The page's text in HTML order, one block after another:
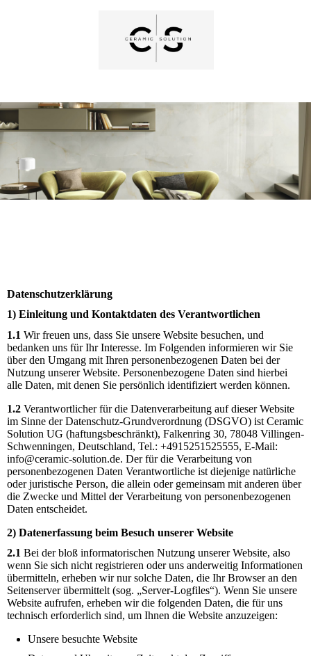
Datenschutzerklärung
1) Einleitung und Kontaktdaten des Verantwortlichen
1.1 Wir freuen uns, dass Sie unsere Website besuchen, und
bedanken uns für Ihr Interesse. Im Folgenden informieren wir Sie
über den Umgang mit Ihren personenbezogenen Daten bei der
Nutzung unserer Website. Personenbezogene Daten sind hierbei
alle Daten, mit denen Sie persönlich identifiziert werden können.
1.2 Verantwortlicher für die Datenverarbeitung auf dieser Website
im Sinne der Datenschutz-Grundverordnung (DSGVO) ist Ceramic
Solution UG (haftungsbeschränkt), Falkenring 30, 78048 Villingen-
Schwenningen, Deutschland, Tel.: +4915251525555, E-Mail:
info@ceramic-solution.de. Der für die Verarbeitung von
personenbezogenen Daten Verantwortliche ist diejenige natürliche
oder juristische Person, die allein oder gemeinsam mit anderen über
die Zwecke und Mittel der Verarbeitung von personenbezogenen
Daten entscheidet.
2) Datenerfassung beim Besuch unserer Website
2.1 Bei der bloß informatorischen Nutzung unserer Website, also
wenn Sie sich nicht registrieren oder uns anderweitig Informationen
übermitteln, erheben wir nur solche Daten, die Ihr Browser an den
Seitenserver übermittelt (sog. „Server-Logfiles“). Wenn Sie unsere
Website aufrufen, erheben wir die folgenden Daten, die für uns
technisch erforderlich sind, um Ihnen die Website anzuzeigen:
Unsere besuchte Website